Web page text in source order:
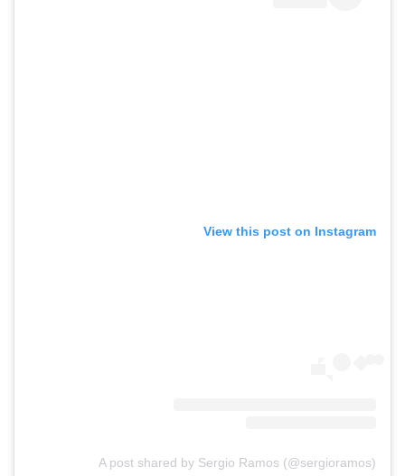
View this post on Instagram
A post shared by Sergio Ramos (@sergioramos)